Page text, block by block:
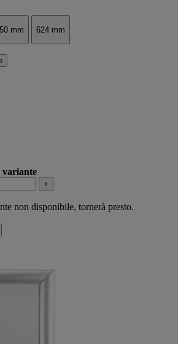
mm 624 mm
variante
+
non disponibile, tornerà presto.